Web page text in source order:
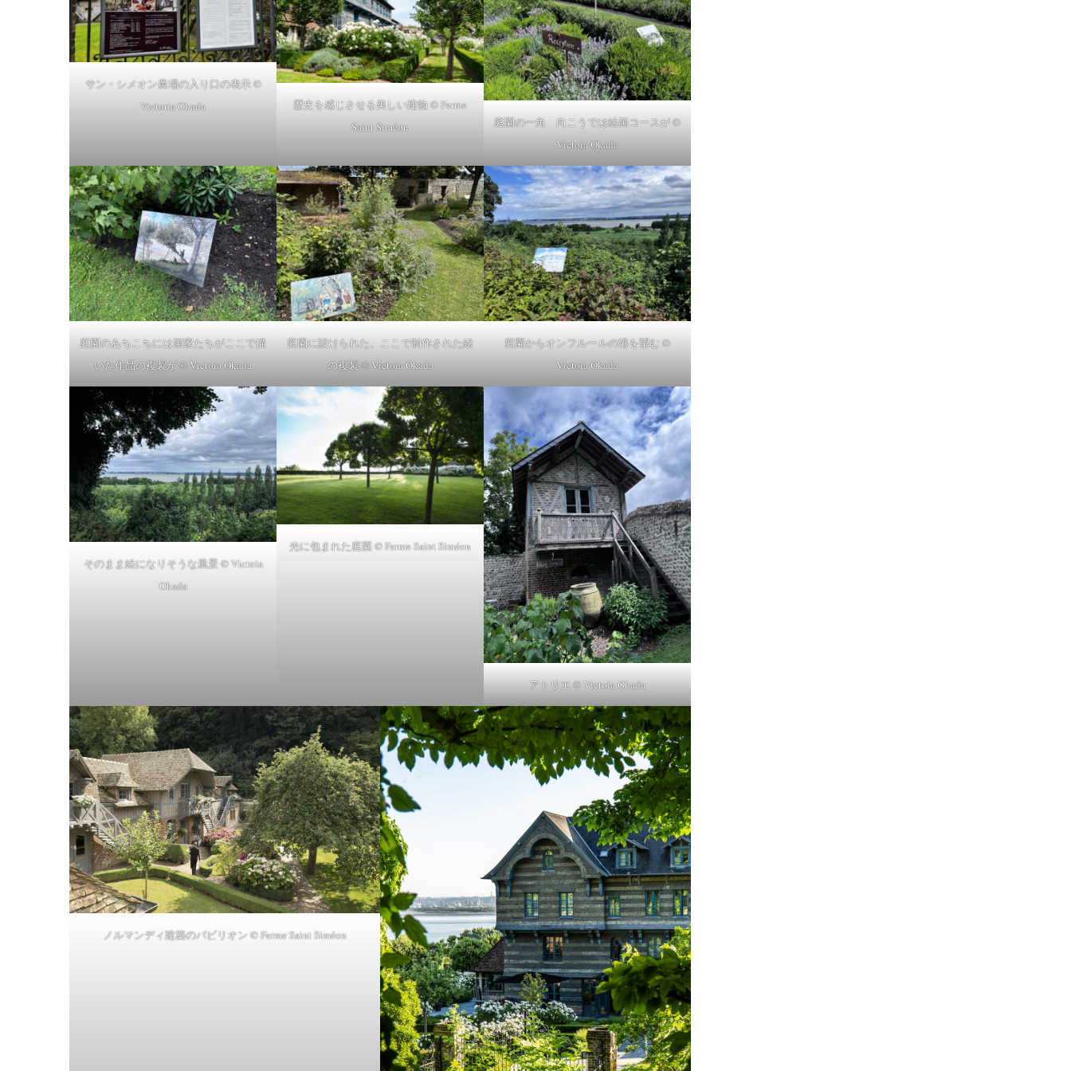
サン・シメオン農場の入り口の表示 ©
Victoria Okada
歴史を感じさせる美しい建物 © Ferme
Saint Siméon
庭園の一角 向こうでは絵画コースが ©
Victoia Okada
庭園のあちこちには画家たちがここで描
いた作品の複製が © Victoia Okada
庭園に設けられた、ここで制作された絵
の複製 © Victoia Okada
庭園からオンフルールの港を望む ©
Victoia Okada
そのまま絵になりそうな風景 © Victoia
Okada
光に包まれた庭園 © Ferme Saint Siméon
アトリエ © Victoia Okada
ノルマンディ建築のパビリオン © Ferme Saint Siméon